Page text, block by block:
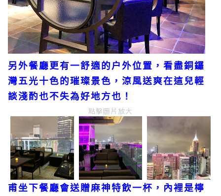
另外餐廳更有一舒適的户外位置，看盡銅鑼
灣五光十色的璀璨景色，涼風送爽在這兒輕
談淺酌也不失為好地方也！
點擊圖片放大
甫坐下餐廳會送贈麻神特飲一杯，內裡是檸